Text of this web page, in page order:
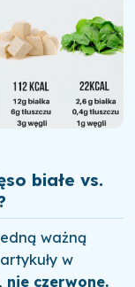
białe vs.
ważną
w
nie czerwone.